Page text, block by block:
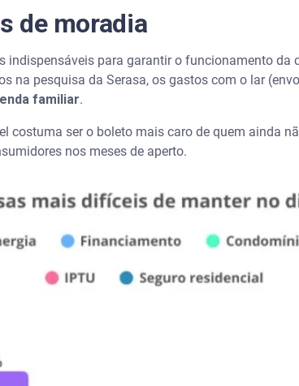
com moradia
no orçamento?
um imóvel?
e não cabe no orçamento?
para despesas do lar?
de moradia
indispensáveis para garantir o funcionamento da
na pesquisa da Serasa, os gastos com o lar
familiar.
costuma ser o boleto mais caro de quem ainda
nos meses de aperto.